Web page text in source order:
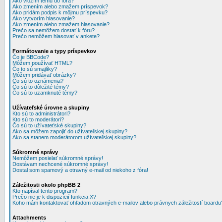
Ako zmením alebo zmažem príspevok?
Ako pridám podpis k môjmu príspevku?
Ako vytvorím hlasovanie?
Ako zmením alebo zmažem hlasovanie?
Prečo sa nemôžem dostať k fóru?
Prečo nemôžem hlasovať v ankete?
Formátovanie a typy príspevkov
Čo je BBCode?
Môžem používať HTML?
Čo to sú smajlíky?
Môžem pridávať obrázky?
Čo sú to oznámenia?
Čo sú to dôležité témy?
Čo sú to uzamknuté témy?
Užívateľské úrovne a skupiny
Kto sú to administrátori?
Kto sú to moderátori?
Čo sú to užívateťské skupiny?
Ako sa môžem zapojiť do užívateľskej skupiny?
Ako sa stanem moderátorom užívateľskej skupiny?
Súkromné správy
Nemôžem posielať súkromné správy!
Dostávam nechcené súkromné správy!
Dostal som spamový a otravný e-mail od niekoho z fóra!
Záležitosti okolo phpBB 2
Kto napísal tento program?
Prečo nie je k dispozícií funkcia X?
Koho mám kontaktovať ohľadom otravných e-mailov alebo právnych záležitostí
Attachments